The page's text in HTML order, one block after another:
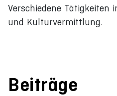
Verschiedene Tätigkeiten
und Kulturvermittlung.
Beiträge